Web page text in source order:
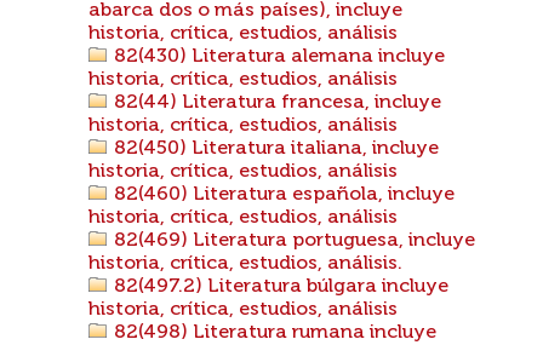
abarca dos o más países), incluye
historia, crítica, estudios, análisis
82(430) Literatura alemana incluye
historia, crítica, estudios, análisis
82(44) Literatura francesa, incluye
historia, crítica, estudios, análisis
82(450) Literatura italiana, incluye
historia, crítica, estudios, análisis
82(460) Literatura española, incluye
historia, crítica, estudios, análisis
82(469) Literatura portuguesa, incluye
historia, crítica, estudios, análisis.
82(497.2) Literatura búlgara incluye
historia, crítica, estudios, análisis
82(498) Literatura rumana incluye